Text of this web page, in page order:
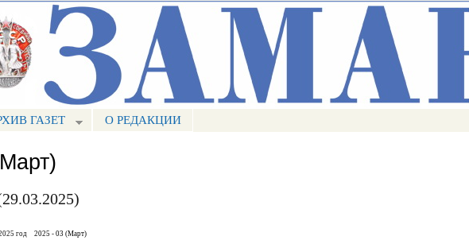
Перейти к
основному
содержанию
ГАЗЕТ О РЕДАКЦИИ
год 2025 - 03 (Март)